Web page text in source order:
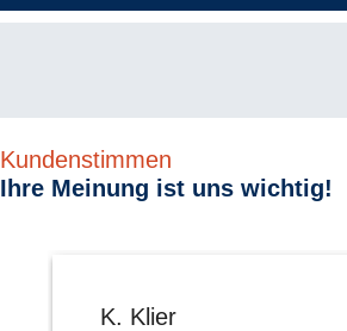
Kundenstimmen
Ihre Meinung ist uns wichtig!
K. Klier